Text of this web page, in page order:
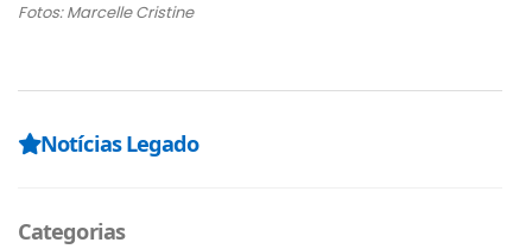
Fotos: Marcelle Cristine
Notícias Legado
Categorias